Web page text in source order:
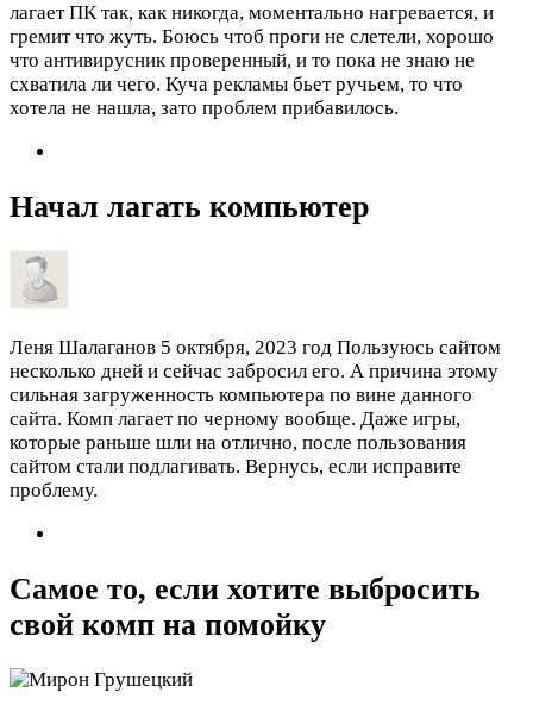
лагает ПК так, как никогда, моментально нагревается, и
гремит что жуть. Боюсь чтоб проги не слетели, хорошо
что антивирусник проверенный, и то пока не знаю не
схватила ли чего. Куча рекламы бьет ручьем, то что
хотела не нашла, зато проблем прибавилось.
Начал лагать компьютер
Леня Шалаганов 5 октября, 2023 год Пользуюсь сайтом
несколько дней и сейчас забросил его. А причина этому
сильная загруженность компьютера по вине данного
сайта. Комп лагает по черному вообще. Даже игры,
которые раньше шли на отлично, после пользования
сайтом стали подлагивать. Вернусь, если исправите
проблему.
Самое то, если хотите выбросить
свой комп на помойку